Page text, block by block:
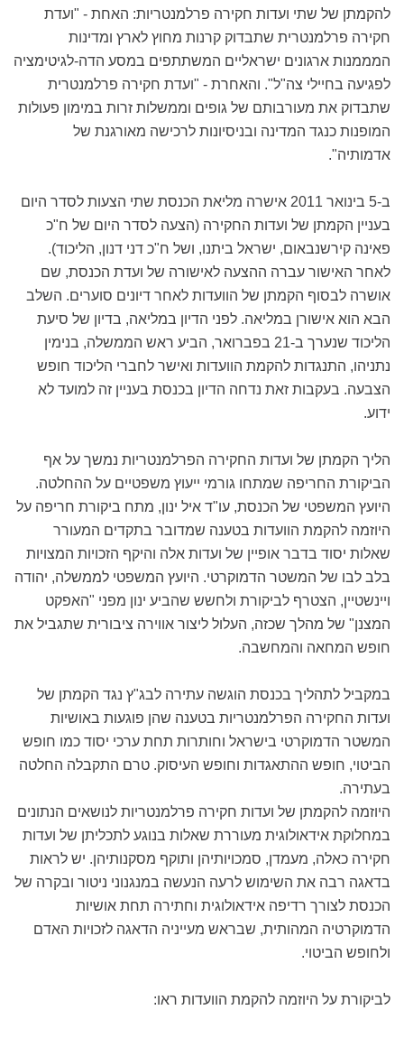
להקמתן של שתי ועדות חקירה פרלמנטריות: האחת - "ועדת
חקירה פרלמנטרית שתבדוק קרנות מחוץ לארץ ומדינות
המממנות ארגונים ישראליים המשתתפים במסע הדה-לגיטימציה
לפגיעה בחיילי צה"ל". והאחרת - "ועדת חקירה פרלמנטרית
שתבדוק את מעורבותם של גופים וממשלות זרות במימון פעולות
המופנות כנגד המדינה ובניסיונות לרכישה מאורגנת של
אדמותיה".
ב-5 בינואר 2011 אישרה מליאת הכנסת שתי הצעות לסדר היום
בעניין הקמתן של ועדות החקירה (הצעה לסדר היום של ח"כ
פאינה קירשנבאום, ישראל ביתנו, ושל ח"כ דני דנון, הליכוד).
לאחר האישור עברה ההצעה לאישורה של ועדת הכנסת, שם
אושרה לבסוף הקמתן של הוועדות לאחר דיונים סוערים. השלב
הבא הוא אישורן במליאה. לפני הדיון במליאה, בדיון של סיעת
הליכוד שנערך ב-21 בפברואר, הביע ראש הממשלה, בנימין
נתניהו, התנגדות להקמת הוועדות ואישר לחברי הליכוד חופש
הצבעה. בעקבות זאת נדחה הדיון בכנסת בעניין זה למועד לא
ידוע.
הליך הקמתן של ועדות החקירה הפרלמנטריות נמשך על אף
הביקורת החריפה שמתחו גורמי ייעוץ משפטיים על ההחלטה.
היועץ המשפטי של הכנסת, עו"ד איל ינון, מתח ביקורת חריפה על
היוזמה להקמת הוועדות בטענה שמדובר בתקדים המעורר
שאלות יסוד בדבר אופיין של ועדות אלה והיקף הזכויות המצויות
בלב לבו של המשטר הדמוקרטי. היועץ המשפטי לממשלה, יהודה
ויינשטיין, הצטרף לביקורת ולחשש שהביע ינון מפני "האפקט
המצנן" של מהלך שכזה, העלול ליצור אווירה ציבורית שתגביל את
חופש המחאה והמחשבה.
במקביל לתהליך בכנסת הוגשה עתירה לבג"ץ נגד הקמתן של
ועדות החקירה הפרלמנטריות בטענה שהן פוגעות באושיות
המשטר הדמוקרטי בישראל וחותרות תחת ערכי יסוד כמו חופש
הביטוי, חופש ההתאגדות וחופש העיסוק. טרם התקבלה החלטה
בעתירה.
היוזמה להקמתן של ועדות חקירה פרלמנטריות לנושאים הנתונים
במחלוקת אידאולוגית מעוררת שאלות בנוגע לתכליתן של ועדות
חקירה כאלה, מעמדן, סמכויותיהן ותוקף מסקנותיהן. יש לראות
בדאגה רבה את השימוש לרעה הנעשה במנגנוני ניטור ובקרה של
הכנסת לצורך רדיפה אידאולוגית וחתירה תחת אושיות
הדמוקרטיה המהותית, שבראש מעייניה הדאגה לזכויות האדם
ולחופש הביטוי.
לביקורת על היוזמה להקמת הוועדות ראו: